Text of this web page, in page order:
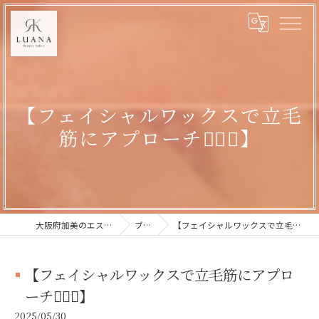
【フェイシャルワックスで立毛
筋にアプローチ💆‍♀️✨】
大阪府加美のエステならLUANA ブログ 【フェイシャルワックスで立毛筋にアプローチ💆‍♀️✨】
【フェイシャルワックスで立毛筋にアプロ
ーチ💆‍♀️✨】
2025/05/30